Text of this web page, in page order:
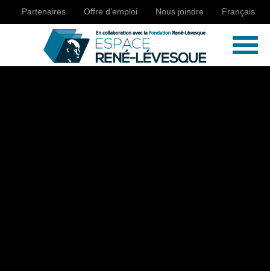
Partenaires Offre d’emploi Nous joindre Français